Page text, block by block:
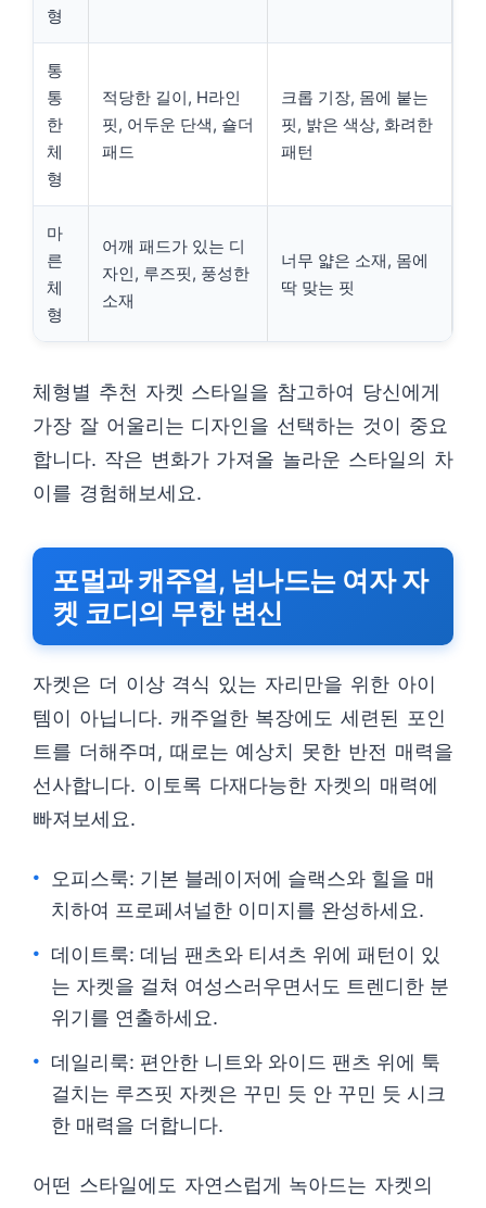
형
통
통
한
체
형
적당한 길이, H라인
핏, 어두운 단색, 숄더
패드
크롭 기장, 몸에 붙는
핏, 밝은 색상, 화려한
패턴
마
른
체
형
어깨 패드가 있는 디
자인, 루즈핏, 풍성한
소재
너무 얇은 소재, 몸에
딱 맞는 핏
체형별 추천 자켓 스타일을 참고하여 당신에게
가장 잘 어울리는 디자인을 선택하는 것이 중요
합니다. 작은 변화가 가져올 놀라운 스타일의 차
이를 경험해보세요.
포멀과 캐주얼, 넘나드는 여자 자
켓 코디의 무한 변신
자켓은 더 이상 격식 있는 자리만을 위한 아이
템이 아닙니다. 캐주얼한 복장에도 세련된 포인
트를 더해주며, 때로는 예상치 못한 반전 매력을
선사합니다. 이토록 다재다능한 자켓의 매력에
빠져보세요.
오피스룩: 기본 블레이저에 슬랙스와 힐을 매
치하여 프로페셔널한 이미지를 완성하세요.
데이트룩: 데님 팬츠와 티셔츠 위에 패턴이 있
는 자켓을 걸쳐 여성스러우면서도 트렌디한 분
위기를 연출하세요.
데일리룩: 편안한 니트와 와이드 팬츠 위에 툭
걸치는 루즈핏 자켓은 꾸민 듯 안 꾸민 듯 시크
한 매력을 더합니다.
어떤 스타일에도 자연스럽게 녹아드는 자켓의